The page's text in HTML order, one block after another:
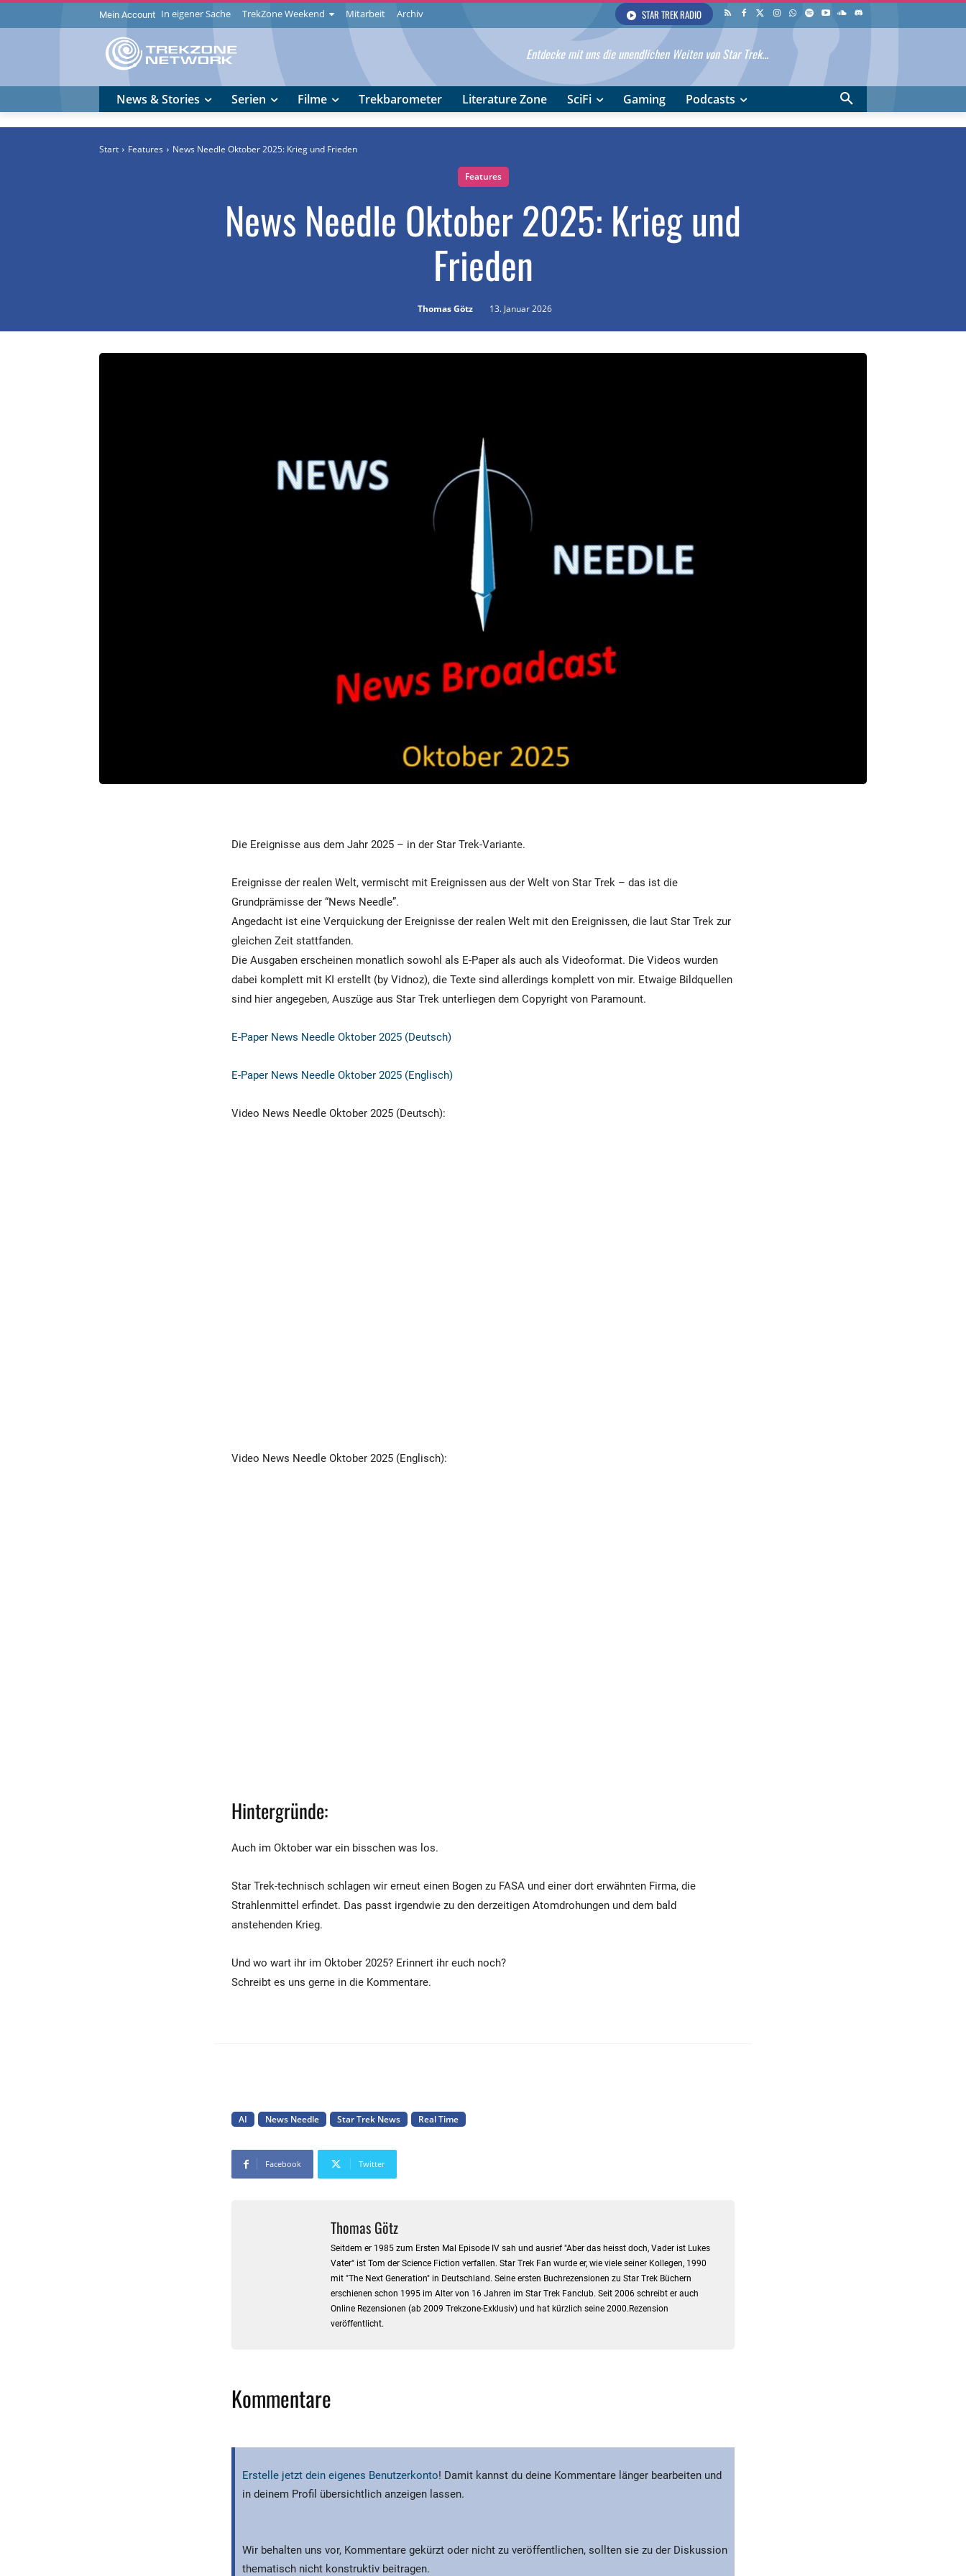
Mein Account In eigener Sache TrekZone Weekend Mitarbeit Archiv STAR TREK RADIO
Entdecke mit uns die unendlichen Weiten von Star Trek...
News & Stories Serien Filme Trekbarometer Literature Zone SciFi Gaming Podcasts
Start Features News Needle Oktober 2025: Krieg und Frieden
Features
News Needle Oktober 2025: Krieg und
Frieden
Thomas Götz 13. Januar 2026
Die Ereignisse aus dem Jahr 2025 – in der Star Trek-Variante.
Ereignisse der realen Welt, vermischt mit Ereignissen aus der Welt von Star Trek – das ist die
Grundprämisse der “News Needle”.
Angedacht ist eine Verquickung der Ereignisse der realen Welt mit den Ereignissen, die laut Star Trek zur
gleichen Zeit stattfanden.
Die Ausgaben erscheinen monatlich sowohl als E-Paper als auch als Videoformat. Die Videos wurden
dabei komplett mit KI erstellt (by Vidnoz), die Texte sind allerdings komplett von mir. Etwaige Bildquellen
sind hier angegeben, Auszüge aus Star Trek unterliegen dem Copyright von Paramount.
E-Paper News Needle Oktober 2025 (Deutsch)
E-Paper News Needle Oktober 2025 (Englisch)
Video News Needle Oktober 2025 (Deutsch):
Video News Needle Oktober 2025 (Englisch):
Hintergründe:
Auch im Oktober war ein bisschen was los.
Star Trek-technisch schlagen wir erneut einen Bogen zu FASA und einer dort erwähnten Firma, die
Strahlenmittel erfindet. Das passt irgendwie zu den derzeitigen Atomdrohungen und dem bald
anstehenden Krieg.
Und wo wart ihr im Oktober 2025? Erinnert ihr euch noch?
Schreibt es uns gerne in die Kommentare.
AI News Needle Star Trek News Real Time
Facebook Twitter
Thomas Götz
Seitdem er 1985 zum Ersten Mal Episode IV sah und ausrief "Aber das heisst doch, Vader ist Lukes
Vater" ist Tom der Science Fiction verfallen. Star Trek Fan wurde er, wie viele seiner Kollegen, 1990
mit "The Next Generation" in Deutschland. Seine ersten Buchrezensionen zu Star Trek Büchern
erschienen schon 1995 im Alter von 16 Jahren im Star Trek Fanclub. Seit 2006 schreibt er auch
Online Rezensionen (ab 2009 Trekzone-Exklusiv) und hat kürzlich seine 2000.Rezension
veröffentlicht.
Kommentare
Erstelle jetzt dein eigenes Benutzerkonto! Damit kannst du deine Kommentare länger bearbeiten und
in deinem Profil übersichtlich anzeigen lassen.
Wir behalten uns vor, Kommentare gekürzt oder nicht zu veröffentlichen, sollten sie zu der Diskussion
thematisch nicht konstruktiv beitragen.